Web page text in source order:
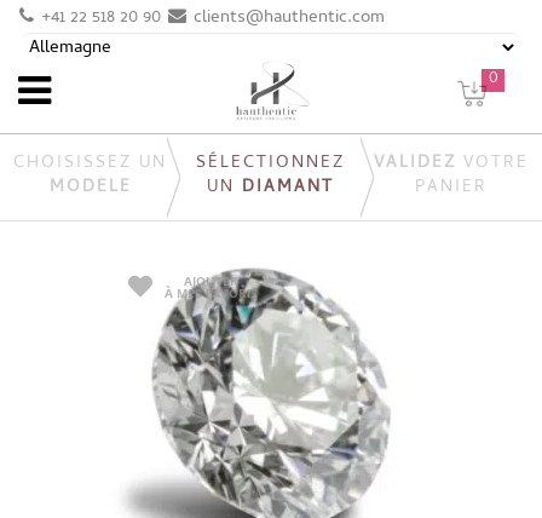
+41 22 518 20 90 clients@hauthentic.com
0
CHOISISSEZ UN
MODÈLE
SÉLECTIONNEZ
UN DIAMANT
VALIDEZ VOTRE
PANIER
AJOUTER
À MES FAVORIS